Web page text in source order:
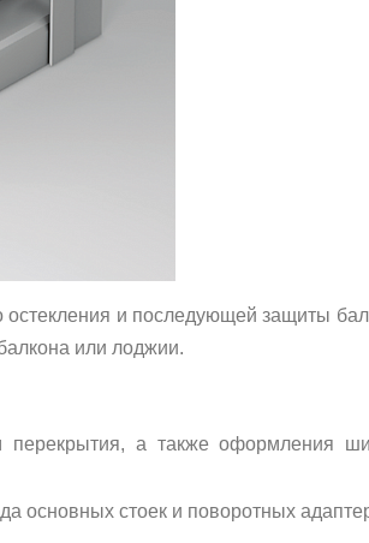
остекления и последующей защиты
или лоджии.
а также оформления
основных стоек и поворотных